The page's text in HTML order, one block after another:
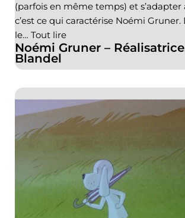
Noémi Gruner –
Blandel
(parfois en même temps) et s’adapter
c’est ce qui caractérise Noémi Gruner.
le… Tout lire